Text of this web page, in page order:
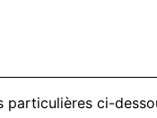
particulières ci-